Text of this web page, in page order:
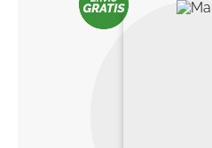
harry potter